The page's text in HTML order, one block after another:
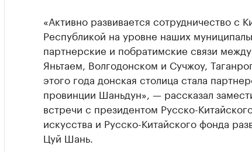
«Активно развивается сотрудничество с
Республикой на уровне наших
партнерские и побратимские связи
Яньтаем, Волгодонском и Сучжоу,
этого года донская столица стала
провинции Шаньдун», — рассказал
встречи с президентом Русско-
искусства и Русско-Китайского фонда
Цуй Шань.